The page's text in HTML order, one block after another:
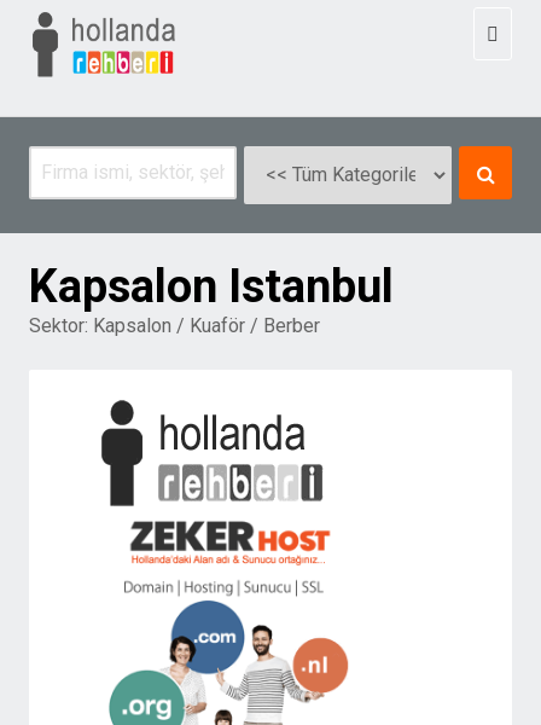
Kapsalon Istanbul
Sektor: Kapsalon / Kuaför / Berber